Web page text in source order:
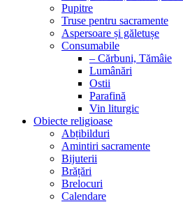
Pupitre
Truse pentru sacramente
Aspersoare și găletușe
Consumabile
– Cărbuni, Tămâie
Lumânări
Ostii
Parafină
Vin liturgic
Obiecte religioase
Abțibilduri
Amintiri sacramente
Bijuterii
Brățări
Brelocuri
Calendare